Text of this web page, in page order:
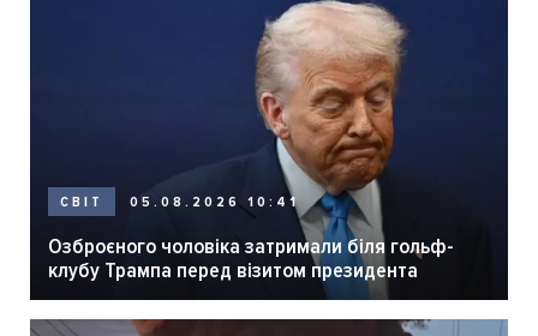
СВІТ 05.08.2026 10:41
Озброєного чоловіка затримали біля гольф-
клубу Трампа перед візитом президента